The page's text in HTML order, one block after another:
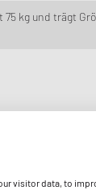
75 kg und trägt
Active Jacket hat
das Original zu
Leather ist ein
Versandkosten.
visitor data, to